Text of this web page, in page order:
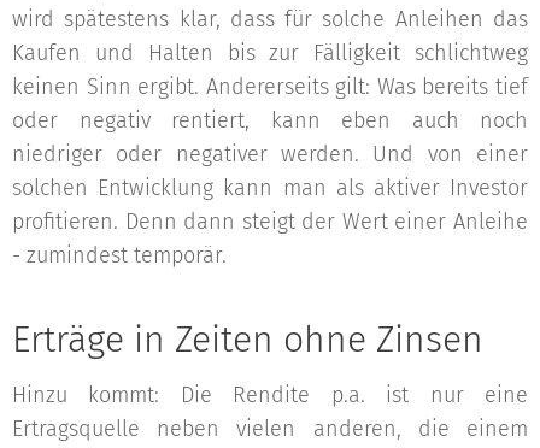
wird spätestens klar, dass für solche Anleihen das
Kaufen und Halten bis zur Fälligkeit schlichtweg
keinen Sinn ergibt. Andererseits gilt: Was bereits tief
oder negativ rentiert, kann eben auch noch
niedriger oder negativer werden. Und von einer
solchen Entwicklung kann man als aktiver Investor
profitieren. Denn dann steigt der Wert einer Anleihe
- zumindest temporär.
Erträge in Zeiten ohne Zinsen
Hinzu kommt: Die Rendite p.a. ist nur eine
Ertragsquelle neben vielen anderen, die einem